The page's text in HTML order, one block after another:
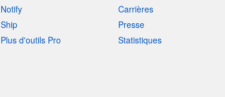
Notify
Ship
Plus d'outils Pro
Carrières
Presse
Statistiques